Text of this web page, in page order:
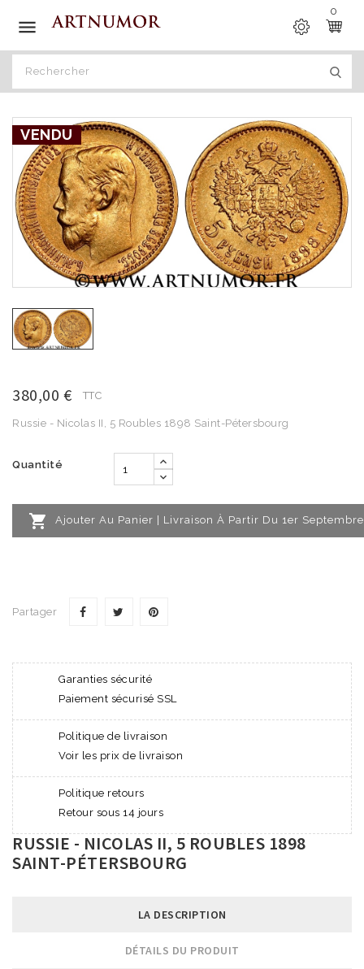

0
VENDU
380,00 € TTC
Russie - Nicolas II, 5 Roubles 1898 Saint-Pétersbourg
Quantité
 Ajouter Au Panier | Livraison À Partir Du 1er Septembre
Partager
Garanties sécurité
Paiement sécurisé SSL
Politique de livraison
Voir les prix de livraison
Politique retours
Retour sous 14 jours
RUSSIE - NICOLAS II, 5 ROUBLES 1898
SAINT-PÉTERSBOURG
LA DESCRIPTION
DÉTAILS DU PRODUIT